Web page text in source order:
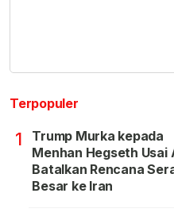
Terpopuler
1
Trump Murka kepada
Menhan Hegseth Usai
Batalkan Rencana
Besar ke Iran